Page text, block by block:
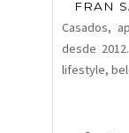
FRAN
Casados,
desde
lifestyle,